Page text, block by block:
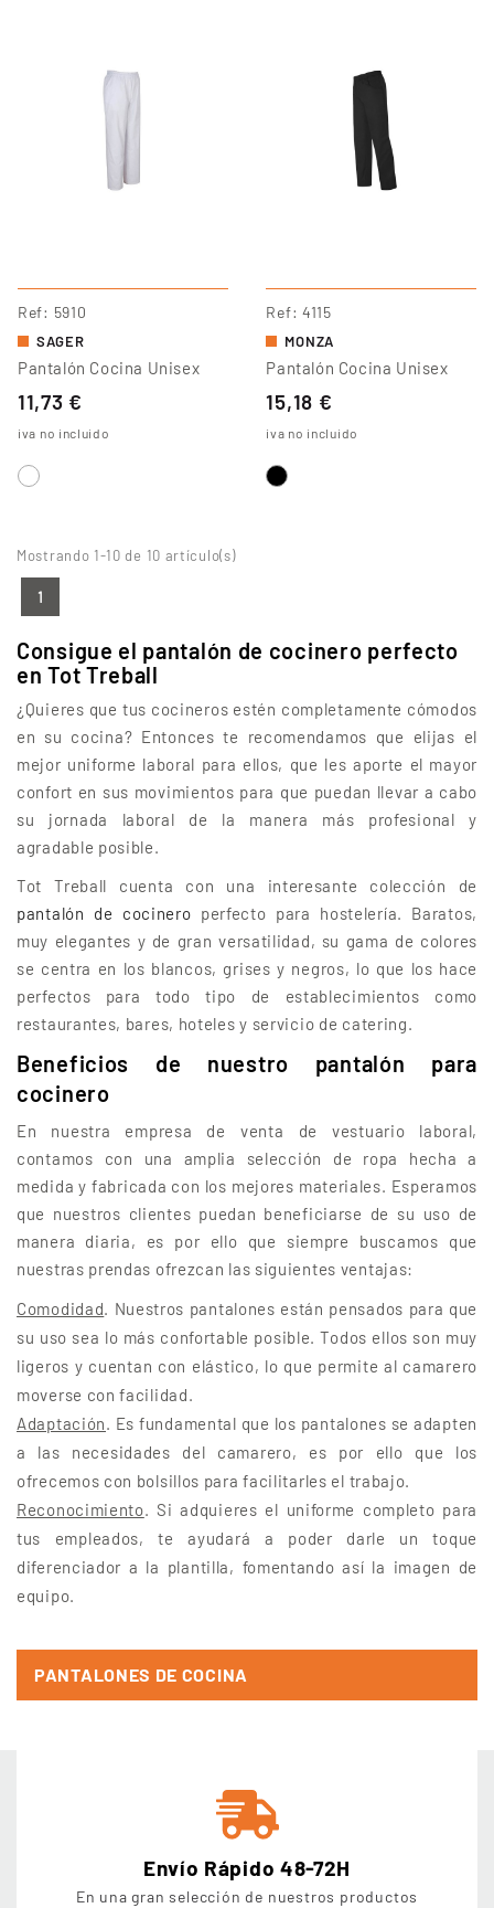
Ref 5910
SAGER
Pantalón Cocina Unisex
11,73 €
iva no incluido
Ref 4115
MONZA
Pantalón Cocina Unisex
15,18 €
iva no incluido
Mostrando 1-10 de 10 artículo(s)
1
Consigue el pantalón de cocinero perfecto
en Tot Treball
¿Quieres que tus cocineros estén completamente cómodos
en su cocina? Entonces te recomendamos que elijas el
mejor uniforme laboral para ellos, que les aporte el mayor
confort en sus movimientos para que puedan llevar a cabo
su jornada laboral de la manera más profesional y
agradable posible.
Tot Treball cuenta con una interesante colección de
pantalón de cocinero perfecto para hostelería. Baratos,
muy elegantes y de gran versatilidad, su gama de colores
se centra en los blancos, grises y negros, lo que los hace
perfectos para todo tipo de establecimientos como
restaurantes, bares, hoteles y servicio de catering.
Beneficios de nuestro pantalón para
cocinero
En nuestra empresa de venta de vestuario laboral,
contamos con una amplia selección de ropa hecha a
medida y fabricada con los mejores materiales. Esperamos
que nuestros clientes puedan beneficiarse de su uso de
manera diaria, es por ello que siempre buscamos que
nuestras prendas ofrezcan las siguientes ventajas:
Comodidad. Nuestros pantalones están pensados para que
su uso sea lo más confortable posible. Todos ellos son muy
ligeros y cuentan con elástico, lo que permite al camarero
moverse con facilidad.
Adaptación. Es fundamental que los pantalones se adapten
a las necesidades del camarero, es por ello que los
ofrecemos con bolsillos para facilitarles el trabajo.
Reconocimiento. Si adquieres el uniforme completo para
tus empleados, te ayudará a poder darle un toque
diferenciador a la plantilla, fomentando así la imagen de
equipo.
PANTALONES DE COCINA
Envío Rápido 48-72H
En una gran selección de nuestros productos